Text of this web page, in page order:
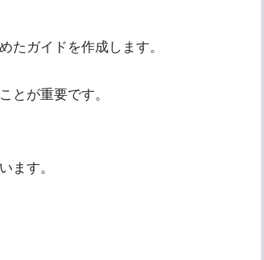
たガイドを作成します。
とが重要です。
ます。